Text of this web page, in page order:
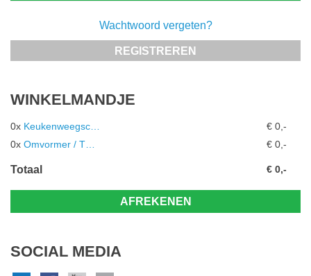
Wachtwoord vergeten?
REGISTREREN
WINKELMANDJE
€ 0,-
0x Keukenweegsc…
€ 0,-
0x Omvormer / T…
€ 0,-
Totaal
AFREKENEN
SOCIAL MEDIA